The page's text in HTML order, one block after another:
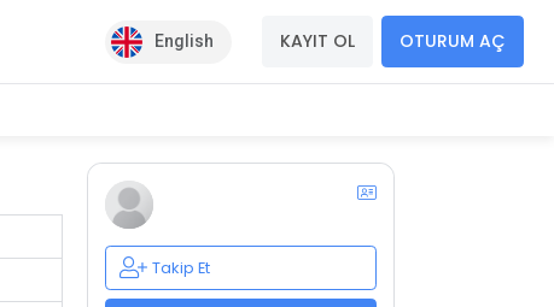
English KAYIT OL OTURUM AÇ
Takip Et